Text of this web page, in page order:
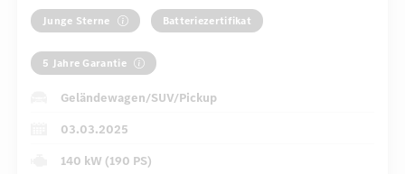
Junge Sterne Batteriezertifikat
5 Jahre Garantie
Geländewagen/SUV/Pickup
03.03.2025
140 kW (190 PS)